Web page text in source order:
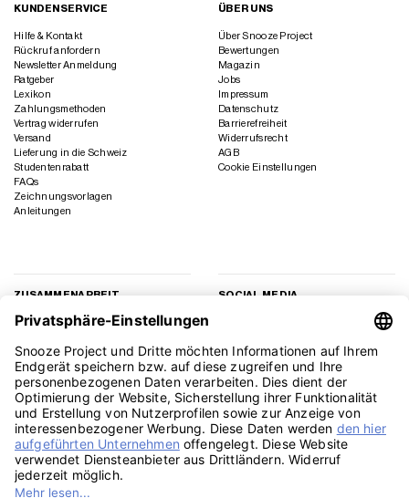
KUNDENSERVICE
Hilfe & Kontakt
Rückruf anfordern
Newsletter Anmeldung
Ratgeber
Lexikon
Zahlungsmethoden
Vertrag widerrufen
Versand
Lieferung in die Schweiz
Studentenrabatt
FAQs
Zeichnungsvorlagen
Anleitungen
ÜBER UNS
Über Snooze Project
Bewertungen
Magazin
Jobs
Impressum
Datenschutz
Barrierefreiheit
Widerrufsrecht
AGB
Cookie Einstellungen
ZUSAMMENARBEIT
Geschäftskunden
Presse
Affiliate Marketing
SOCIAL MEDIA
TikTok
YouTube
Pinterest
LinkedIn